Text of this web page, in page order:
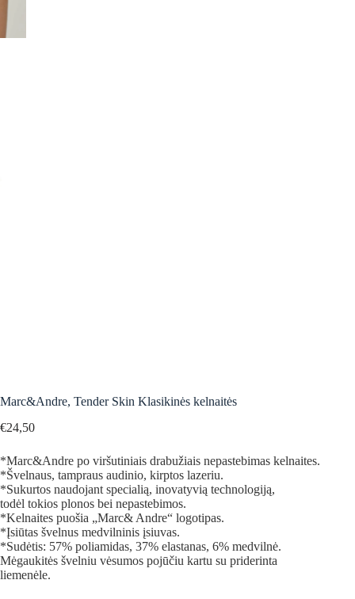
Marc&Andre, Tender Skin Klasikinės kelnaitės
€24,50
*Marc&Andre po viršutiniais drabužiais nepastebimas kelnaites.
*Švelnaus, tampraus audinio, kirptos lazeriu.
*Sukurtos naudojant specialią, inovatyvią technologiją,
todėl tokios plonos bei nepastebimos.
*Kelnaites puošia „Marc& Andre“ logotipas.
*Įsiūtas švelnus medvilninis įsiuvas.
*Sudėtis: 57% poliamidas, 37% elastanas, 6% medvilnė.
Mėgaukitės švelniu vėsumos pojūčiu kartu su priderinta
liemenėle.